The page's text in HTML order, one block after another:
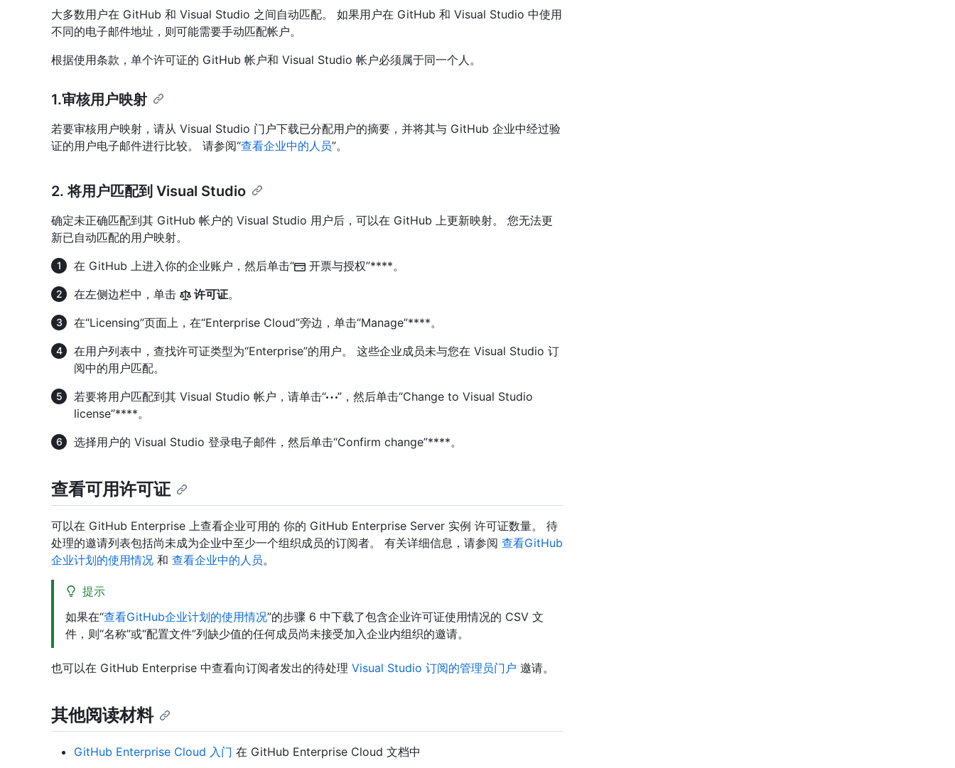
大多数用户在 GitHub 和 Visual Studio 之间自动匹配。 如果用户在 GitHub 和 Visual Studio 中使用
不同的电子邮件地址，则可能需要手动匹配帐户。
根据使用条款，单个许可证的 GitHub 帐户和 Visual Studio 帐户必须属于同一个人。
1.审核用户映射
若要审核用户映射，请从 Visual Studio 门户下载已分配用户的摘要，并将其与 GitHub 企业中经过验
证的用户电子邮件进行比较。 请参阅“查看企业中的人员”。
2. 将用户匹配到 Visual Studio
确定未正确匹配到其 GitHub 帐户的 Visual Studio 用户后，可以在 GitHub 上更新映射。 您无法更
新已自动匹配的用户映射。
在 GitHub 上进入你的企业账户，然后单击“
开票与授权”****。
在左侧边栏中，单击
许可证。
在“Licensing”页面上，在“Enterprise Cloud”旁边，单击“Manage”****。
在用户列表中，查找许可证类型为“Enterprise”的用户。 这些企业成员未与您在 Visual Studio 订
阅中的用户匹配。
若要将用户匹配到其 Visual Studio 帐户，请单击“
”，然后单击“Change to Visual Studio
license”****。
选择用户的 Visual Studio 登录电子邮件，然后单击“Confirm change”****。
查看可用许可证
可以在 GitHub Enterprise 上查看企业可用的 你的 GitHub Enterprise Server 实例 许可证数量。 待
处理的邀请列表包括尚未成为企业中至少一个组织成员的订阅者。 有关详细信息，请参阅 查看GitHub
企业计划的使用情况 和 查看企业中的人员。
提示
如果在“查看GitHub企业计划的使用情况”的步骤 6 中下载了包含企业许可证使用情况的 CSV 文
件，则“名称”或“配置文件”列缺少值的任何成员尚未接受加入企业内组织的邀请。
也可以在 GitHub Enterprise 中查看向订阅者发出的待处理 Visual Studio 订阅的管理员门户 邀请。
其他阅读材料
GitHub Enterprise Cloud 入门 在 GitHub Enterprise Cloud 文档中